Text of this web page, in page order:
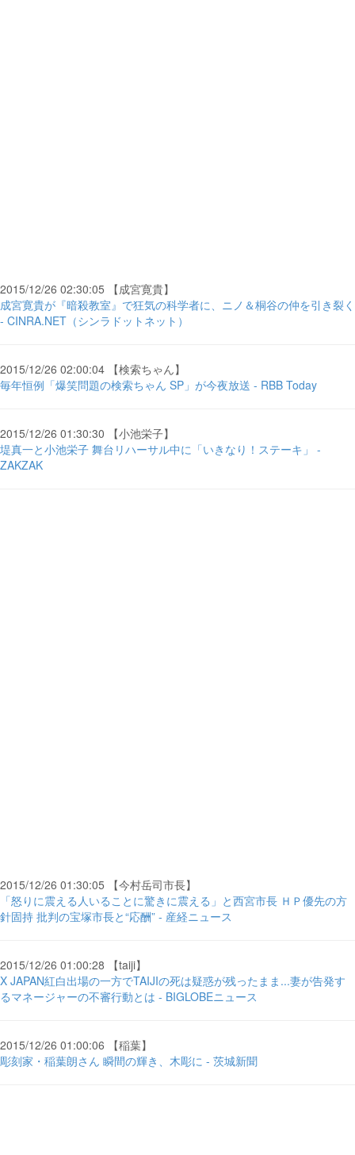
2015/12/26 02:30:05 【成宮寛貴】
成宮寛貴が『暗殺教室』で狂気の科学者に、ニノ＆桐谷の仲を引き裂く
- CINRA.NET（シンラドットネット）
2015/12/26 02:00:04 【検索ちゃん】
毎年恒例「爆笑問題の検索ちゃん SP」が今夜放送 - RBB Today
2015/12/26 01:30:30 【小池栄子】
堤真一と小池栄子 舞台リハーサル中に「いきなり！ステーキ」 -
ZAKZAK
2015/12/26 01:30:05 【今村岳司市長】
「怒りに震える人いることに驚きに震える」と西宮市長 ＨＰ優先の方
針固持 批判の宝塚市長と“応酬” - 産経ニュース
2015/12/26 01:00:28 【taiji】
X JAPAN紅白出場の一方でTAIJIの死は疑惑が残ったまま...妻が告発す
るマネージャーの不審行動とは - BIGLOBEニュース
2015/12/26 01:00:06 【稲葉】
彫刻家・稲葉朗さん 瞬間の輝き、木彫に - 茨城新聞